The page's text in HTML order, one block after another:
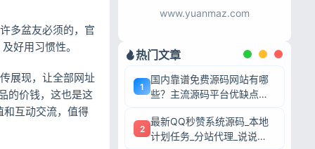
多盆友必须的，官
好用习惯性。
展现，让全部网址
的价钱，这也是这
和互动交流，值得
www.yuanmaz.com
热门文章
1
国内靠谱免费源码网站有哪
些？主流源码平台优缺点深
2
最新QQ秒赞系统源码_本地
计划任务_分站代理_说说赞